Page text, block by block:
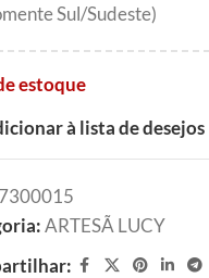
Sul/Sudeste)
estoque
à lista de desejos
7300015
ARTESÃ LUCY